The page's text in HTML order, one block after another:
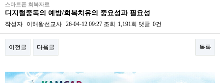
스마트폰 회복자료
디지털중독의 예방/회복치유의 중요성과 필요성
작성자 이해왕선교사 26-04-12 09:27 조회 1,191회 댓글 0건
이전글 다음글 목록
본문